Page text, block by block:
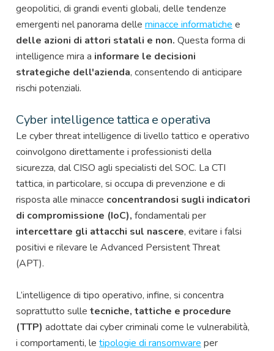
geopolitici, di grandi eventi globali, delle tendenze
emergenti nel panorama delle minacce informatiche e
delle azioni di attori statali e non. Questa forma di
intelligence mira a informare le decisioni
strategiche dell'azienda, consentendo di anticipare
rischi potenziali.
Cyber intelligence tattica e operativa
Le cyber threat intelligence di livello tattico e operativo
coinvolgono direttamente i professionisti della
sicurezza, dal CISO agli specialisti del SOC. La CTI
tattica, in particolare, si occupa di prevenzione e di
risposta alle minacce concentrandosi sugli indicatori
di compromissione (IoC), fondamentali per
intercettare gli attacchi sul nascere, evitare i falsi
positivi e rilevare le Advanced Persistent Threat
(APT).
L’intelligence di tipo operativo, infine, si concentra
soprattutto sulle tecniche, tattiche e procedure
(TTP) adottate dai cyber criminali come le vulnerabilità,
i comportamenti, le tipologie di ransomware per